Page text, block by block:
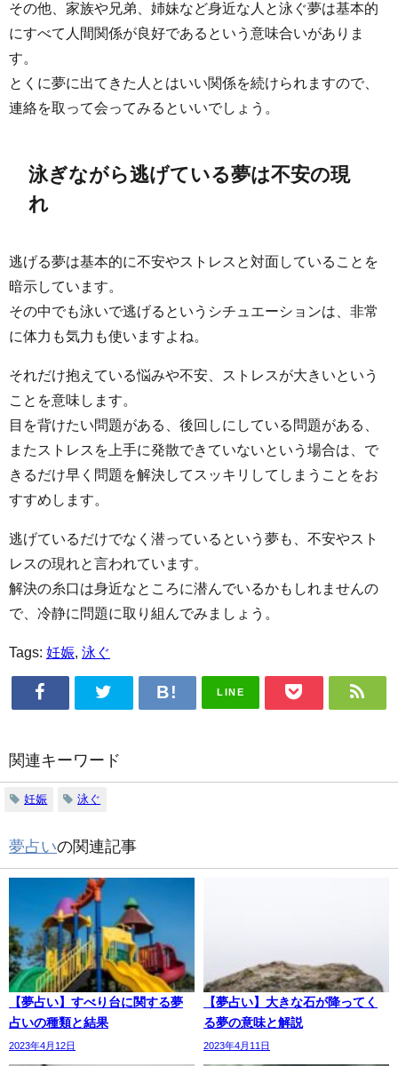
その他、家族や兄弟、姉妹など身近な人と泳ぐ夢は基本的
にすべて人間関係が良好であるという意味合いがありま
す。
とくに夢に出てきた人とはいい関係を続けられますので、
連絡を取って会ってみるといいでしょう。
泳ぎながら逃げている夢は不安の現
れ
逃げる夢は基本的に不安やストレスと対面していることを
暗示しています。
その中でも泳いで逃げるというシチュエーションは、非常
に体力も気力も使いますよね。
それだけ抱えている悩みや不安、ストレスが大きいという
ことを意味します。
目を背けたい問題がある、後回しにしている問題がある、
またストレスを上手に発散できていないという場合は、で
きるだけ早く問題を解決してスッキリしてしまうことをお
すすめします。
逃げているだけでなく潜っているという夢も、不安やスト
レスの現れと言われています。
解決の糸口は身近なところに潜んでいるかもしれませんの
で、冷静に問題に取り組んでみましょう。
Tags: 妊娠 泳ぐ
LINE
関連キーワード
妊娠 泳ぐ
夢占いの関連記事
【夢占い】すべり台に関する夢
占いの種類と結果
2023年4月12日
【夢占い】大きな石が降ってく
る夢の意味と解説
2023年4月11日